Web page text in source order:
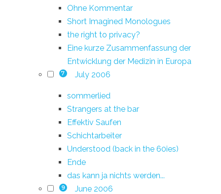
Ohne Kommentar
Short Imagined Monologues
the right to privacy?
Eine kurze Zusammenfassung der
Entwicklung der Medizin in Europa
7 July 2006
sommerlied
Strangers at the bar
Effektiv Saufen
Schichtarbeiter
Understood (back in the 60ies)
Ende
das kann ja nichts werden...
9 June 2006